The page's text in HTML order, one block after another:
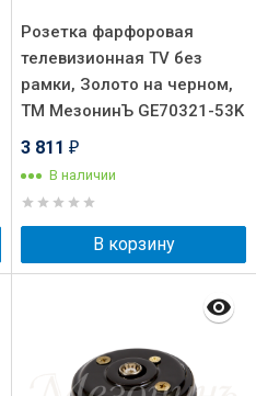
Розетка фарфоровая
телевизионная TV без
рамки, Золото на черном,
ТМ МезонинЪ GE70321-53K
3 811 ₽
В наличии
В корзину